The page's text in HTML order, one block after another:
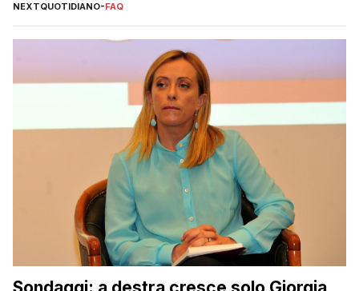
NEXTQUOTIDIANO-FAQ